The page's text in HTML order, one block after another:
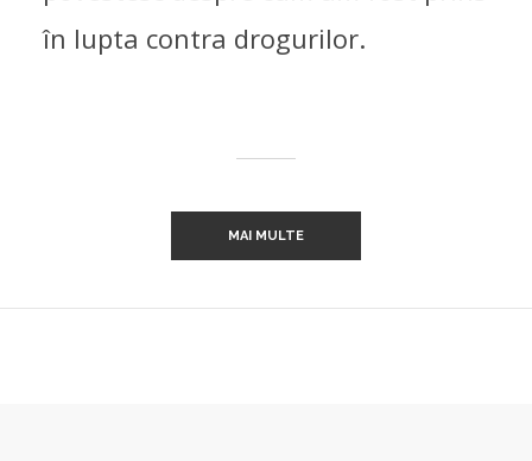
în lupta contra drogurilor.
MAI MULTE